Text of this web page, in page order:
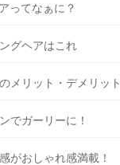
ってなぁに？
グヘアはこれ
メリット・デメリット
でガーリーに！
がおしゃれ感満載！